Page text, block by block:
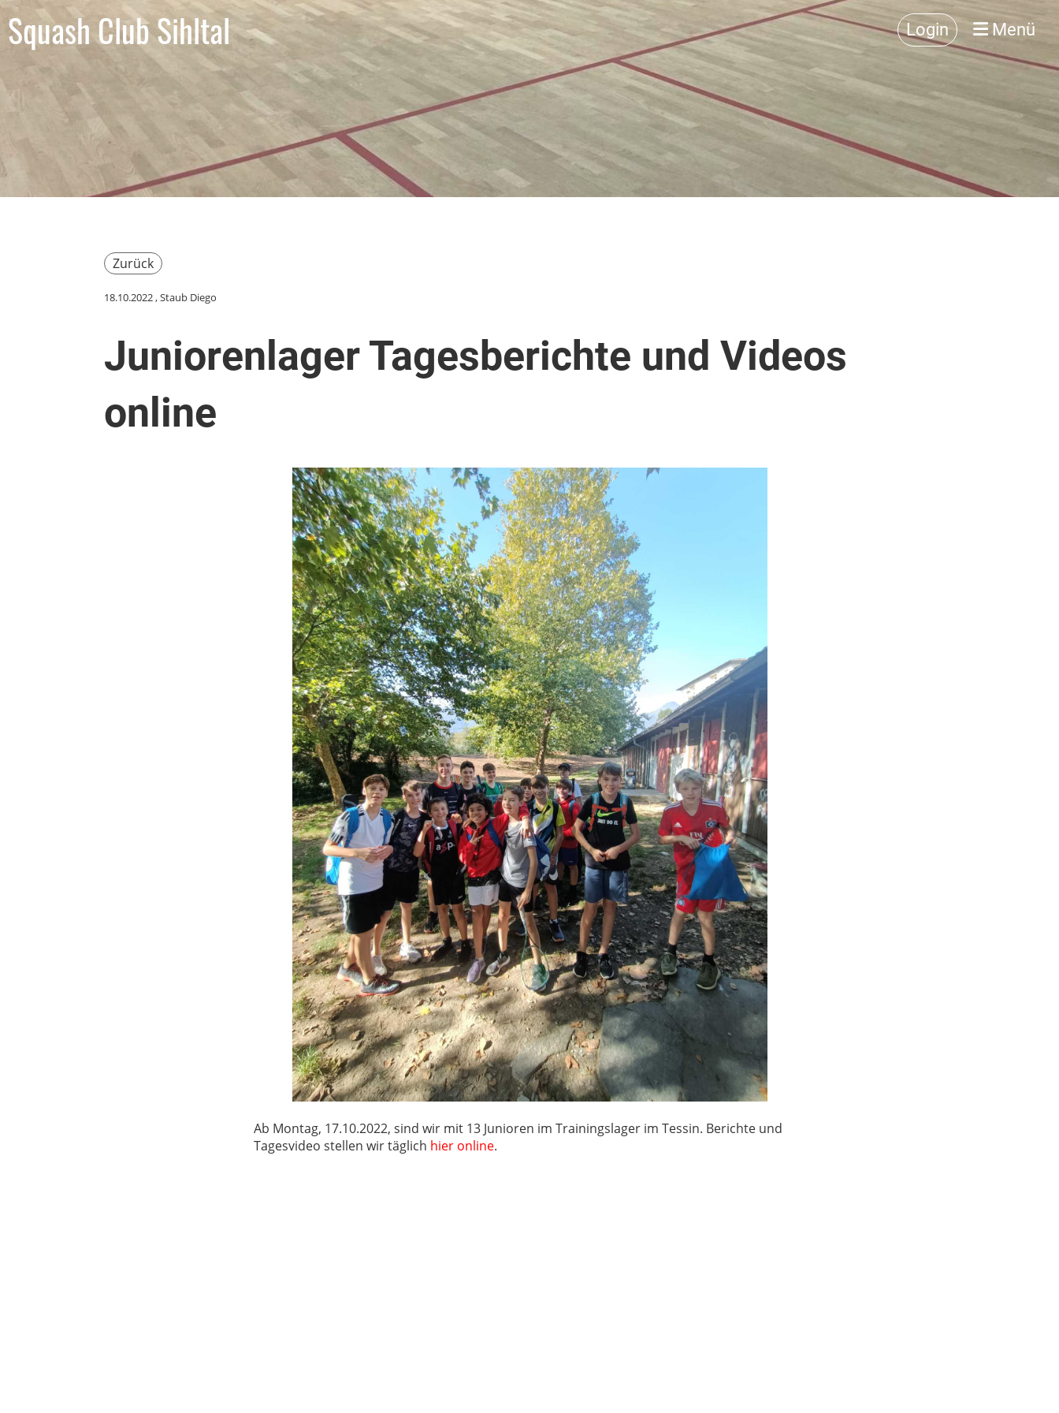
Squash Club Sihltal Login Menü
Zurück
18.10.2022, Staub Diego
Juniorenlager Tagesberichte und Videos
online
Ab Montag, 17.10.2022, sind wir mit 13 Junioren im Trainingslager im Tessin. Berichte und
Tagesvideo stellen wir täglich hier online.